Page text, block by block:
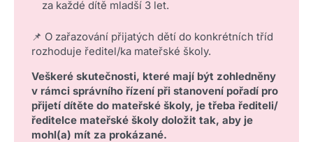
za každé dítě mladší 3 let.
📌 O zařazování přijatých dětí do konkrétních tříd
rozhoduje ředitel/ka mateřské školy.
Veškeré skutečnosti, které mají být zohledněny
v rámci správního řízení při stanovení pořadí pro
přijetí dítěte do mateřské školy, je třeba řediteli/
ředitelce mateřské školy doložit tak, aby je
mohl(a) mít za prokázané.